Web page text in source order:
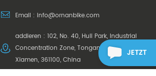
Email : info@ornanbike.com
addieren : 102, No. 40, Huli Park, Industrial
Concentration Zone, Tongan District,
Xiamen, 361100, China
JETZT